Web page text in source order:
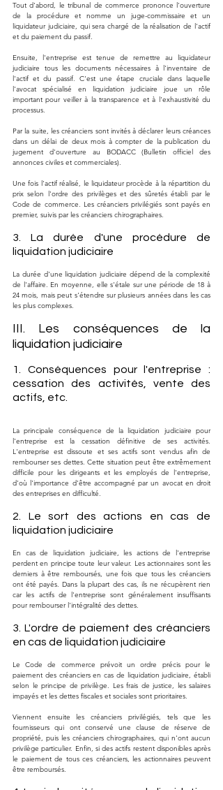
Tout d'abord, le tribunal de commerce prononce l'ouverture
de la procédure et nomme un juge-commissaire et un
liquidateur judiciaire, qui sera chargé de la réalisation de l'actif
et du paiement du passif.
Ensuite, l'entreprise est tenue de remettre au liquidateur
judiciaire tous les documents nécessaires à l'inventaire de
l'actif et du passif. C'est une étape cruciale dans laquelle
l'avocat spécialisé en liquidation judiciaire joue un rôle
important pour veiller à la transparence et à l'exhaustivité du
processus.
Par la suite, les créanciers sont invités à déclarer leurs créances
dans un délai de deux mois à compter de la publication du
jugement d'ouverture au BODACC (Bulletin officiel des
annonces civiles et commerciales).
Une fois l'actif réalisé, le liquidateur procède à la répartition du
prix selon l'ordre des privilèges et des sûretés établi par le
Code de commerce. Les créanciers privilégiés sont payés en
premier, suivis par les créanciers chirographaires.
3. La durée d'une procédure de
liquidation judiciaire
La durée d'une liquidation judiciaire dépend de la complexité
de l'affaire. En moyenne, elle s'étale sur une période de 18 à
24 mois, mais peut s'étendre sur plusieurs années dans les cas
les plus complexes.
III. Les conséquences de la
liquidation judiciaire
1. Conséquences pour l'entreprise :
cessation des activités, vente des
actifs, etc.
La principale conséquence de la liquidation judiciaire pour
l'entreprise est la cessation définitive de ses activités.
L'entreprise est dissoute et ses actifs sont vendus afin de
rembourser ses dettes. Cette situation peut être extrêmement
difficile pour les dirigeants et les employés de l'entreprise,
d'où l'importance d'être accompagné par un avocat en droit
des entreprises en difficulté.
2. Le sort des actions en cas de
liquidation judiciaire
En cas de liquidation judiciaire, les actions de l'entreprise
perdent en principe toute leur valeur. Les actionnaires sont les
derniers à être remboursés, une fois que tous les créanciers
ont été payés. Dans la plupart des cas, ils ne récupèrent rien
car les actifs de l'entreprise sont généralement insuffisants
pour rembourser l'intégralité des dettes.
3. L'ordre de paiement des créanciers
en cas de liquidation judiciaire
Le Code de commerce prévoit un ordre précis pour le
paiement des créanciers en cas de liquidation judiciaire, établi
selon le principe de privilège. Les frais de justice, les salaires
impayés et les dettes fiscales et sociales sont prioritaires.
Viennent ensuite les créanciers privilégiés, tels que les
fournisseurs qui ont conservé une clause de réserve de
propriété, puis les créanciers chirographaires, qui n'ont aucun
privilège particulier. Enfin, si des actifs restent disponibles après
le paiement de tous ces créanciers, les actionnaires peuvent
être remboursés.